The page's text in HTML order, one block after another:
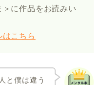
に作品をお読みい
こちら
と僕は違う